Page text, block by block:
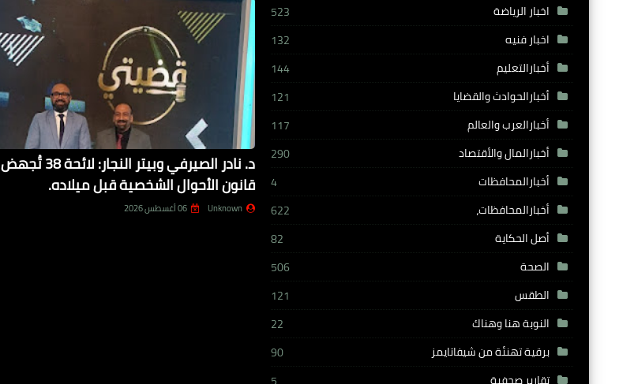
اخبار الرياضة
523
اخبار فنيه
132
أخبارالتعليم
144
أخبارالحوادث والقضايا
121
أخبارالعرب والعالم
117
أخبارالمال والأقتصاد
290
أخبارالمحافظات
4
أخبارالمحافظات،
622
أصل الحكاية
82
الصحة
506
الطقس
121
النوبة هنا وهناك
22
برقية تهنئة من شيفاتايمز
90
د. نادر الصيرفي
قانون الأحوال الشخصية قبل ميلاده.
Unknown 06 أغسطس 2026